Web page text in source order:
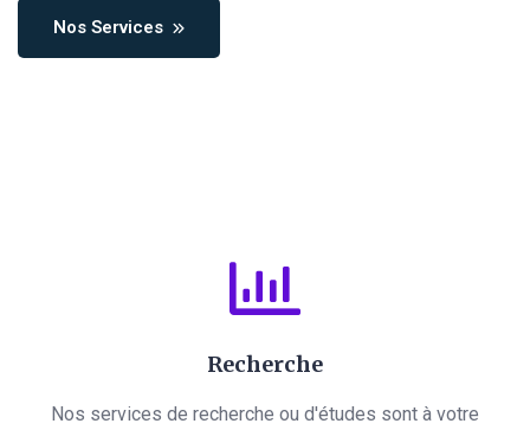
Nos Services
Recherche
Nos services de recherche ou d'études sont à votre